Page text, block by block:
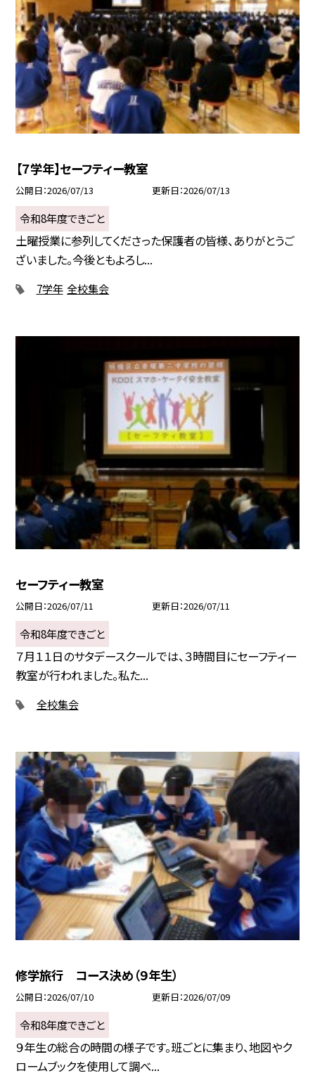
【７学年】セーフティー教室
公開日 2026/07/13 更新日 2026/07/13
令和8年度できごと
土曜授業に参列してくださった保護者の皆様、ありがとうご
ざいました。今後ともよろし...
7学年 全校集会
セーフティー教室
公開日 2026/07/11 更新日 2026/07/11
令和8年度できごと
７月１１日のサタデースクールでは、３時間目にセーフティー
教室が行われました。私た...
全校集会
修学旅行 コース決め（９年生）
公開日 2026/07/10 更新日 2026/07/09
令和8年度できごと
９年生の総合の時間の様子です。班ごとに集まり、地図やク
ロームブックを使用して調べ...